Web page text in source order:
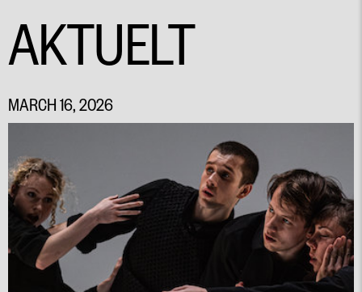
AKTUELT
MARCH 16, 2026